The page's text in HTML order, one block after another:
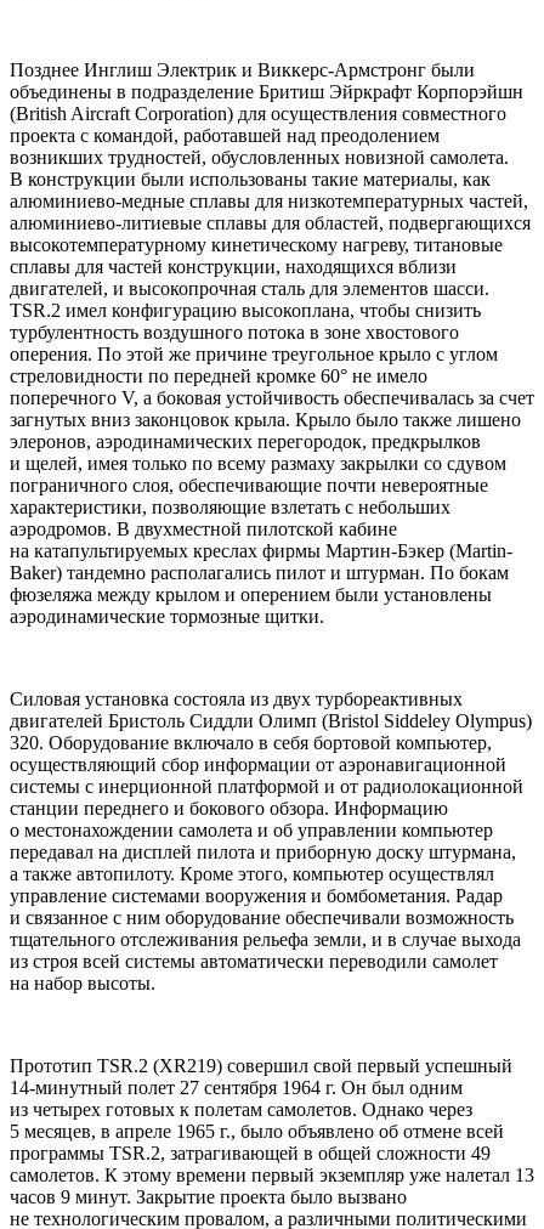
Позднее Инглиш Электрик и Виккерс-Армстронг были
объединены в подразделение Бритиш Эйркрафт Корпорэйшн
(British Aircraft Corporation) для осуществления совместного
проекта с командой, работавшей над преодолением
возникших трудностей, обусловленных новизной самолета.
В конструкции были использованы такие материалы, как
алюминиево-медные сплавы для низкотемпературных частей,
алюминиево-литиевые сплавы для областей, подвергающихся
высокотемпературному кинетическому нагреву, титановые
сплавы для частей конструкции, находящихся вблизи
двигателей, и высокопрочная сталь для элементов шасси.
TSR.2 имел конфигурацию высокоплана, чтобы снизить
турбулентность воздушного потока в зоне хвостового
оперения. По этой же причине треугольное крыло с углом
стреловидности по передней кромке 60° не имело
поперечного V, а боковая устойчивость обеспечивалась за счет
загнутых вниз законцовок крыла. Крыло было также лишено
элеронов, аэродинамических перегородок, предкрылков
и щелей, имея только по всему размаху закрылки со сдувом
пограничного слоя, обеспечивающие почти невероятные
характеристики, позволяющие взлетать с небольших
аэродромов. В двухместной пилотской кабине
на катапультируемых креслах фирмы Мартин-Бэкер (Martin-
Baker) тандемно располагались пилот и штурман. По бокам
фюзеляжа между крылом и оперением были установлены
аэродинамические тормозные щитки.
Силовая установка состояла из двух турбореактивных
двигателей Бристоль Сиддли Олимп (Bristol Siddeley Olympus)
320. Оборудование включало в себя бортовой компьютер,
осуществляющий сбор информации от аэронавигационной
системы с инерционной платформой и от радиолокационной
станции переднего и бокового обзора. Информацию
о местонахождении самолета и об управлении компьютер
передавал на дисплей пилота и приборную доску штурмана,
а также автопилоту. Кроме этого, компьютер осуществлял
управление системами вооружения и бомбометания. Радар
и связанное с ним оборудование обеспечивали возможность
тщательного отслеживания рельефа земли, и в случае выхода
из строя всей системы автоматически переводили самолет
на набор высоты.
Прототип TSR.2 (XR219) совершил свой первый успешный
14-минутный полет 27 сентября 1964 г. Он был одним
из четырех готовых к полетам самолетов. Однако через
5 месяцев, в апреле 1965 г., было объявлено об отмене всей
программы TSR.2, затрагивающей в общей сложности 49
самолетов. К этому времени первый экземпляр уже налетал 13
часов 9 минут. Закрытие проекта было вызвано
не технологическим провалом, а различными политическими